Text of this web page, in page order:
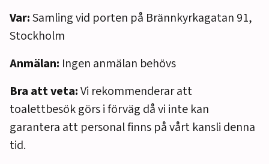
Var:Samling vid porten på Brännkyrkagatan 91,
Stockholm
Anmälan: Ingen anmälan behövs
Bra att veta:Vi rekommenderar att
toalettbesök görs i förväg då vi inte kan
garantera att personal finns på vårt kansli denna
tid.